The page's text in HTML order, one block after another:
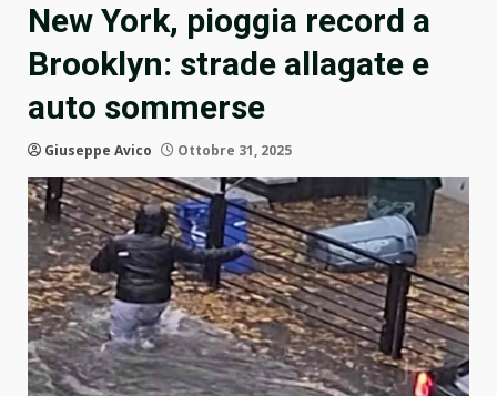
New York, pioggia record a
Brooklyn: strade allagate e
auto sommerse
Giuseppe Avico Ottobre 31, 2025